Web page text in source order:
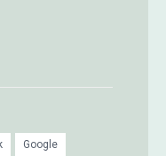
Google